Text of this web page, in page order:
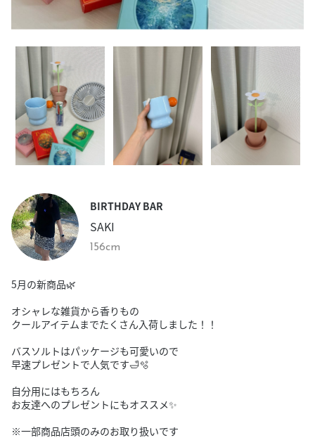
BIRTHDAY BAR
SAKI
156cm
5月の新商品🌿‬
オシャレな雑貨から香りもの
クールアイテムまでたくさん入荷しました！！
バスソルトはパッケージも可愛いので
早速プレゼントで人気です🛁🫧
自分用にはもちろん
お友達へのプレゼントにもオススメ✨️
※一部商品店頭のみのお取り扱いです